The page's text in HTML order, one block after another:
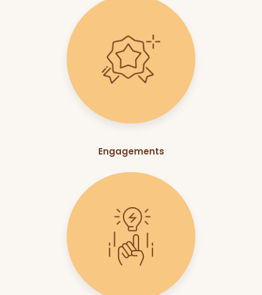
Engagements